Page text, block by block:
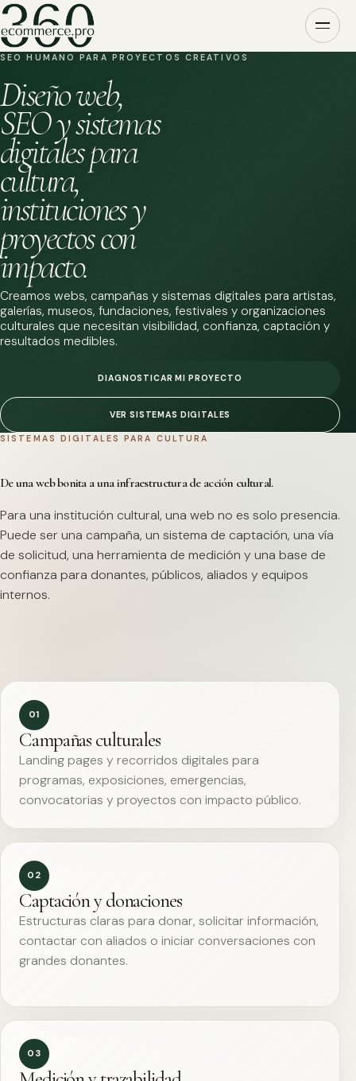
SEO HUMANO PARA PROYECTOS CREATIVOS
Diseño web,
SEO y sistemas
digitales para
cultura,
instituciones y
proyectos con
impacto.
Creamos webs, campañas y sistemas digitales para artistas,
galerías, museos, fundaciones, festivales y organizaciones
culturales que necesitan visibilidad, confianza, captación y
resultados medibles.
DIAGNOSTICAR MI PROYECTO
VER SISTEMAS DIGITALES
SISTEMAS DIGITALES PARA CULTURA
De una web bonita a una infraestructura de acción cultural.
Para una institución cultural, una web no es solo presencia.
Puede ser una campaña, un sistema de captación, una vía
de solicitud, una herramienta de medición y una base de
confianza para donantes, públicos, aliados y equipos
internos.
01
Campañas culturales
Landing pages y recorridos digitales para
programas, exposiciones, emergencias,
convocatorias y proyectos con impacto público.
02
Captación y donaciones
Estructuras claras para donar, solicitar información,
contactar con aliados o iniciar conversaciones con
grandes donantes.
03